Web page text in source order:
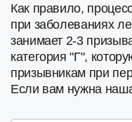
Как правило,
при заболеваниях
занимает 2-3
категория "Г",
призывникам при
Если вам нужна